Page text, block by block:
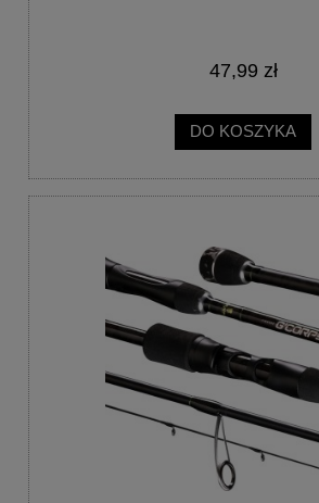
47,99 zł
DO KOSZYKA